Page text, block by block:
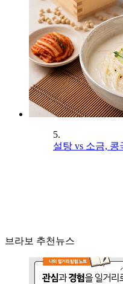
5.
설탕 vs 소금,
브라보 추천뉴스